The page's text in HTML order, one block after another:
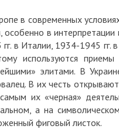
в современных
особенно в
гг. в Италии, 1934-1945 гг.
используются
элитами. В
В их честь
их «черная»
а на
фиговый листок.